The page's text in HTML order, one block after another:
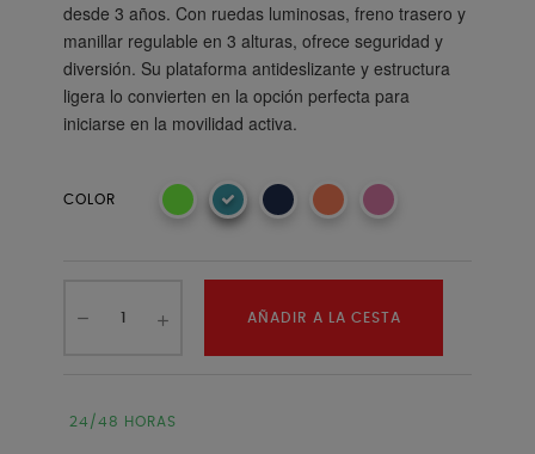
desde 3 años. Con ruedas luminosas, freno trasero y
manillar regulable en 3 alturas, ofrece seguridad y
diversión. Su plataforma antideslizante y estructura
ligera lo convierten en la opción perfecta para
iniciarse en la movilidad activa.
COLOR
AÑADIR A LA CESTA
24/48 HORAS